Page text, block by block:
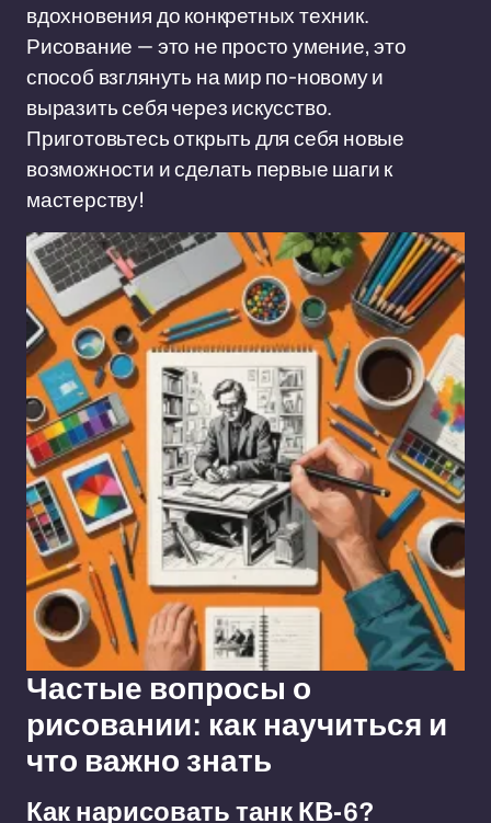
вдохновения до конкретных техник.
Рисование — это не просто умение, это
способ взглянуть на мир по-новому и
выразить себя через искусство.
Приготовьтесь открыть для себя новые
возможности и сделать первые шаги к
мастерству!
Частые вопросы о
рисовании: как научиться и
что важно знать
Как нарисовать танк КВ-6?